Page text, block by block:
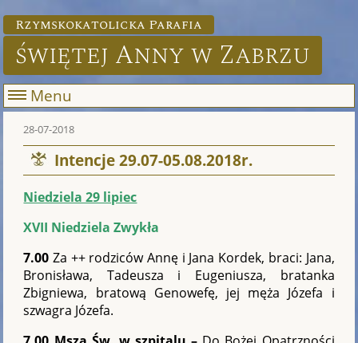
Rzymskokatolicka Parafia
świętej Anny w Zabrzu
Menu
28-07-2018
Intencje 29.07-05.08.2018r.
Niedziela 29 lipiec
XVII Niedziela Zwykła
7.00Za ++ rodziców Annę i Jana Kordek, braci: Jana,
Bronisława, Tadeusza i Eugeniusza, bratanka
Zbigniewa, bratową Genowefę, jej męża Józefa i
szwagra Józefa.